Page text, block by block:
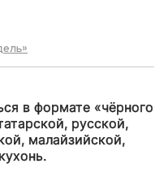
в формате «чёрного
русской,
малайзийской,